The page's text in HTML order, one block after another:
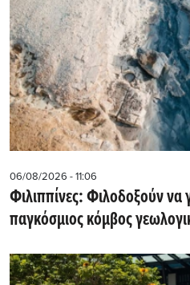
06/08/2026 - 11:06
Φιλιππίνες: Φιλοδοξούν να
παγκόσμιος κόμβος